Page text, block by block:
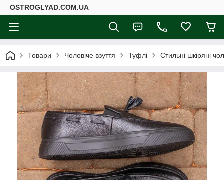
ОSTROGLYAD.СOM.UA
Товари Чоловіче взуття Туфлі Стильні шкіряні